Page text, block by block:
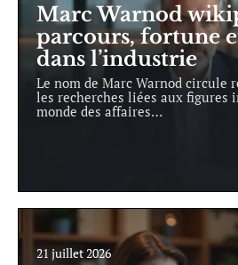
Marc Warnod
parcours, fortune
dans l’industrie
Le nom de Marc Warnod circule
les recherches liées aux figures
monde des affaires…
21 juillet 2026